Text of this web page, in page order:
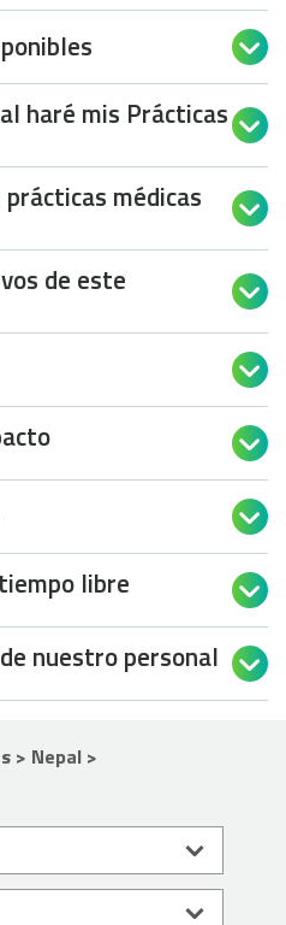

haré mis Prácticas 
médicas 
de este 



libre 
nuestro personal 
> Nepal >